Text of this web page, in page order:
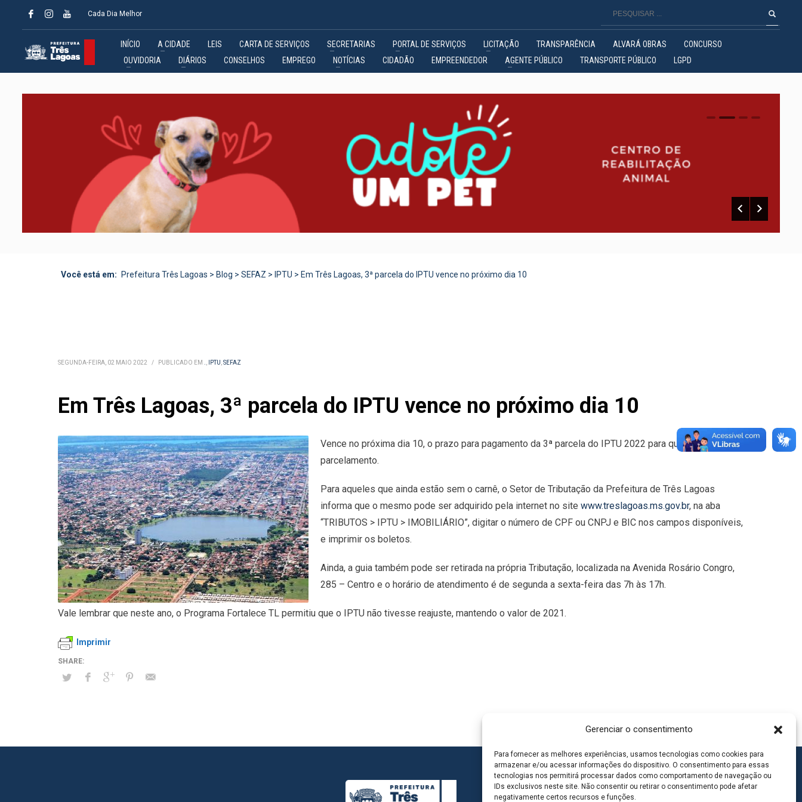
Gerenciar o consentimento
Para fornecer as melhores experiências, usamos tecnologias como cookies para
armazenar e/ou acessar informações do dispositivo. O consentimento para essas
tecnologias nos permitirá processar dados como comportamento de navegação ou
IDs exclusivos neste site. Não consentir ou retirar o consentimento pode afetar
negativamente certos recursos e funções.
Cada Dia Melhor
INÍCIO A CIDADE LEIS CARTA DE SERVIÇOS SECRETARIAS PORTAL DE SERVIÇOS LICITAÇÃO TRANSPARÊNCIA ALVARÁ OBRAS
CONCURSO
OUVIDORIA
DIÁRIOS CONSELHOS EMPREGO NOTÍCIAS CIDADÃO EMPREENDEDOR AGENTE PÚBLICO TRANSPORTE PÚBLICO LGPD
0 1 2
Você está em: Prefeitura Três Lagoas > Blog > SEFAZ > IPTU > Em Três Lagoas, 3ª parcela do IPTU vence no próximo dia 10
SEGUNDA-FEIRA, 02 MAIO 2022 / PUBLICADO EM ., IPTU,SEFAZ
Em Três Lagoas, 3ª parcela do IPTU vence no próximo dia 10
Vence no próxima dia 10, o prazo para pagamento da 3ª parcela do IPTU 2022 para quem optou pelo
parcelamento.
Para aqueles que ainda estão sem o carnê, o Setor de Tributação da Prefeitura de Três Lagoas
informa que o mesmo pode ser adquirido pela internet no site www.treslagoas.ms.gov.br, na aba
“TRIBUTOS > IPTU > IMOBILIÁRIO”, digitar o número de CPF ou CNPJ e BIC nos campos disponíveis,
e imprimir os boletos.
Ainda, a guia também pode ser retirada na própria Tributação, localizada na Avenida Rosário Congro,
285 – Centro e o horário de atendimento é de segunda a sexta-feira das 7h às 17h.
Vale lembrar que neste ano, o Programa Fortalece TL permitiu que o IPTU não tivesse reajuste, mantendo o valor de 2021.
Imprimir